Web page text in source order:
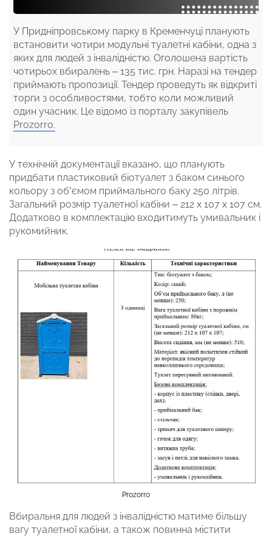
У Придніпровському парку в Кременчуці планують
встановити чотири модульні туалетні кабіни, одна з
яких для людей з інвалідністю. Оголошена вартість
чотирьох вбиралень – 135 тис. грн. Наразі на тендер
приймають пропозиції. Тендер проведуть як відкриті
торги з особливостями, тобто коли можливий
один учасник. Це відомо із порталу закупівель
Prozorro.
У технічній документації вказано, що планують
придбати пластиковий біотуалет з баком синього
кольору з об’ємом приймального баку 250 літрів.
Загальний розмір туалетної кабіни – 212 х 107 х 107 см.
Додатково в комплектацію входитимуть умивальник і
рукомийник.
Prozorro
Вбиральня для людей з інвалідністю матиме більшу
вагу туалетної кабіни, а також повинна містити